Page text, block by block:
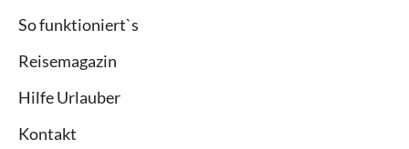
So funktioniert`s
Reisemagazin
Hilfe Urlauber
Kontakt